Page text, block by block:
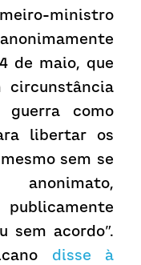
ministro
de maio, que
circunstância
guerra como
libertar os
sem se
sem acordo”.